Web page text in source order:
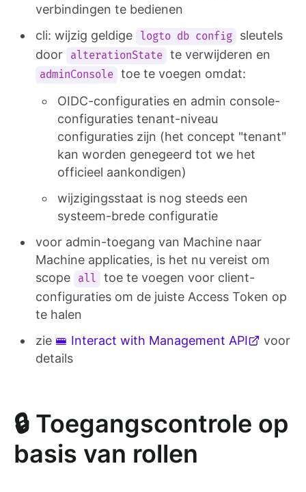
verbindingen te bedienen
cli: wijzig geldige
logto db config
sleutels
door
alterationState te verwijderen en
adminConsole toe te voegen omdat:
OIDC-configuraties en admin console-
configuraties tenant-niveau
configuraties zijn (het concept "tenant"
kan worden genegeerd tot we het
officieel aankondigen)
wijzigingsstaat is nog steeds een
systeem-brede configuratie
voor admin-toegang van Machine naar
Machine applicaties, is het nu vereist om
scope
all
toe te voegen voor client-
configuraties om de juiste Access Token op
te halen
zie 🚝 Interact with Management API
voor
details
🔒 Toegangscontrole op
basis van rollen